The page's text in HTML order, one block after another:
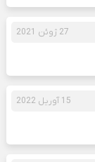
27 ژوئن 2021
15 آوریل 2022